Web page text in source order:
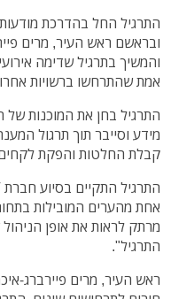
התרגיל החל בהדרכת
ובראשם ראש העיר, מרים
והמשיך בתרגיל שדימה
אמת שהתרחשו ברשויות
התרגיל בחן את המוכנות של
מידע וסייבר תוך תרגול
קבלת החלטות והפקת
אחת מהערים המובילות
מרתק לראות את אופן
התרגיל".
ראש העיר, מרים פיירברג-